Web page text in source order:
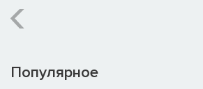
Популярное